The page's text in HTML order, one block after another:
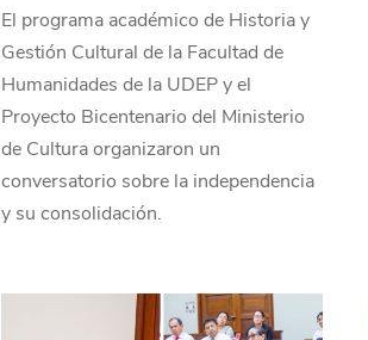
El programa académico de Historia y
Gestión Cultural de la Facultad de
Humanidades de la UDEP y el
Proyecto Bicentenario del Ministerio
de Cultura organizaron un
conversatorio sobre la independencia
y su consolidación.